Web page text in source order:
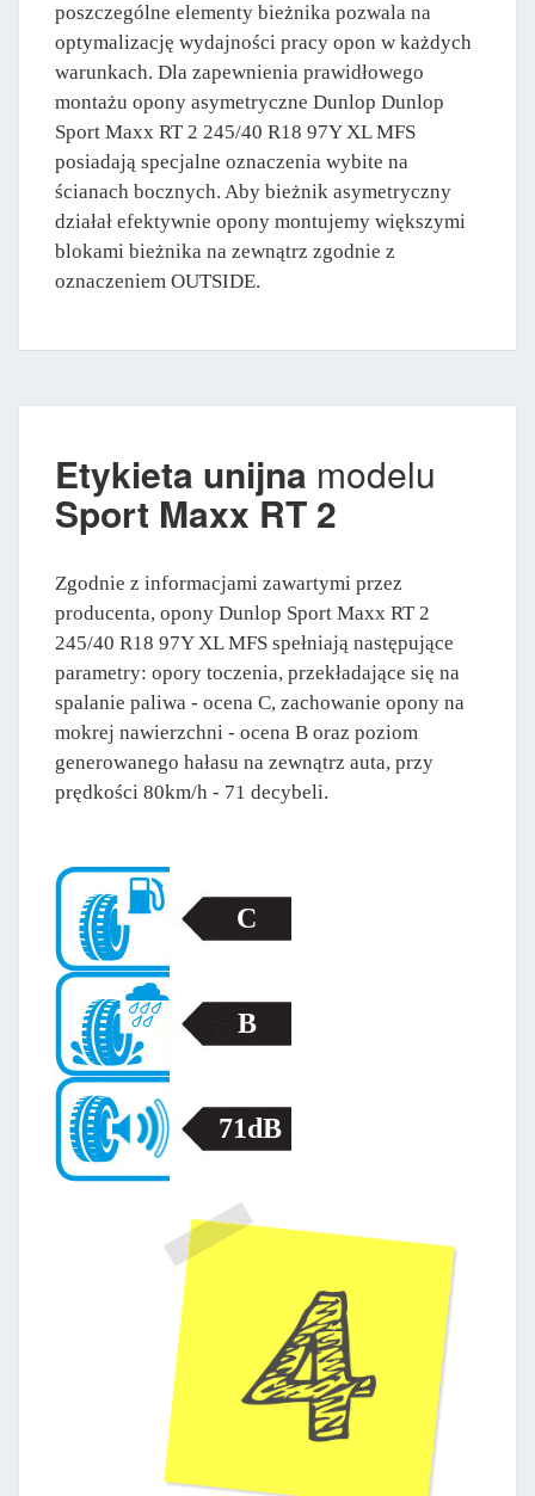
poszczególne elementy bieżnika pozwala na
optymalizację wydajności pracy opon w każdych
warunkach. Dla zapewnienia prawidłowego
montażu opony asymetryczne Dunlop Dunlop
Sport Maxx RT 2 245/40 R18 97Y XL MFS
posiadają specjalne oznaczenia wybite na
ścianach bocznych. Aby bieżnik asymetryczny
działał efektywnie opony montujemy większymi
blokami bieżnika na zewnątrz zgodnie z
oznaczeniem OUTSIDE.
Etykieta unijna modelu
Sport Maxx RT 2
Zgodnie z informacjami zawartymi przez
producenta, opony Dunlop Sport Maxx RT 2
245/40 R18 97Y XL MFS spełniają następujące
parametry: opory toczenia, przekładające się na
spalanie paliwa - ocena C, zachowanie opony na
mokrej nawierzchni - ocena B oraz poziom
generowanego hałasu na zewnątrz auta, przy
prędkości 80km/h - 71 decybeli.
C
B
71dB